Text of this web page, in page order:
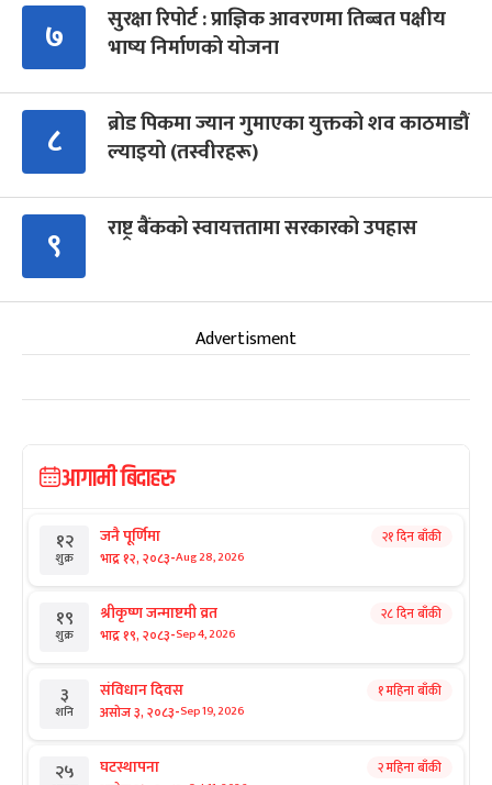
७
सुरक्षा रिपोर्ट : प्राज्ञिक आवरणमा तिब्बत पक्षीय
भाष्य निर्माणको योजना
८
ब्रोड पिकमा ज्यान गुमाएका युक्तको शव काठमाडौं
ल्याइयो (तस्वीरहरू)
९ राष्ट्र बैंकको स्वायत्ततामा सरकारको उपहास
Advertisment
आगामी बिदाहरु
१२
शुक्र
जनै पूर्णिमा
भाद्र १२, २०८३-Aug 28, 2026
२१ दिन बाँकी
१९
शुक्र
श्रीकृष्ण जन्माष्टमी व्रत
भाद्र १९, २०८३-Sep 4, 2026
२८ दिन बाँकी
३
शनि
संविधान दिवस
असोज ३, २०८३-Sep 19, 2026
१ महिना बाँकी
२५ घटस्थापना २ महिना बाँकी